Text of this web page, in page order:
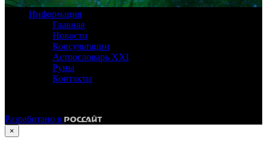
Информация
Главная
Новости
Консультации
Астрословарь XXI
Руны
Контакты
Разработано в
×